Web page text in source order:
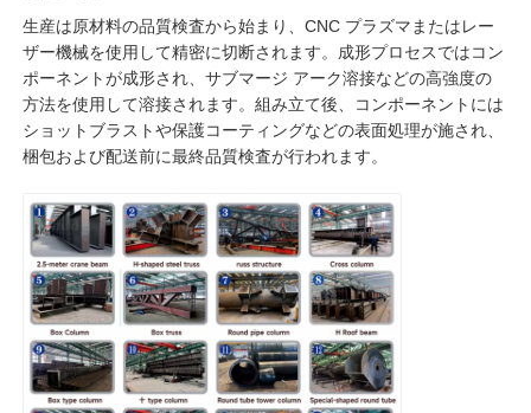
生産は原材料の品質検査から始まり、CNC プラズマまたはレー
ザー機械を使用して精密に切断されます。成形プロセスではコン
ポーネントが成形され、サブマージ アーク溶接などの高強度の
方法を使用して溶接されます。組み立て後、コンポーネントには
ショットブラストや保護コーティングなどの表面処理が施され、
梱包および配送前に最終品質検査が行われます。